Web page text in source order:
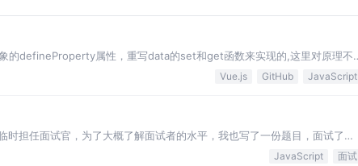
的defineProperty属性，重写data的set和get函数来实现的,这里对原理不
现最基本的内容，主要实现v-model，v-…
Vue.js GitHub JavaScript
担任面试官，为了大概了解面试者的水平，我也写了一份题目，面试了几
设计模式的这些知识，就是面试题里面，频繁让人掉坑的考点。所以，今
JavaScript 面试